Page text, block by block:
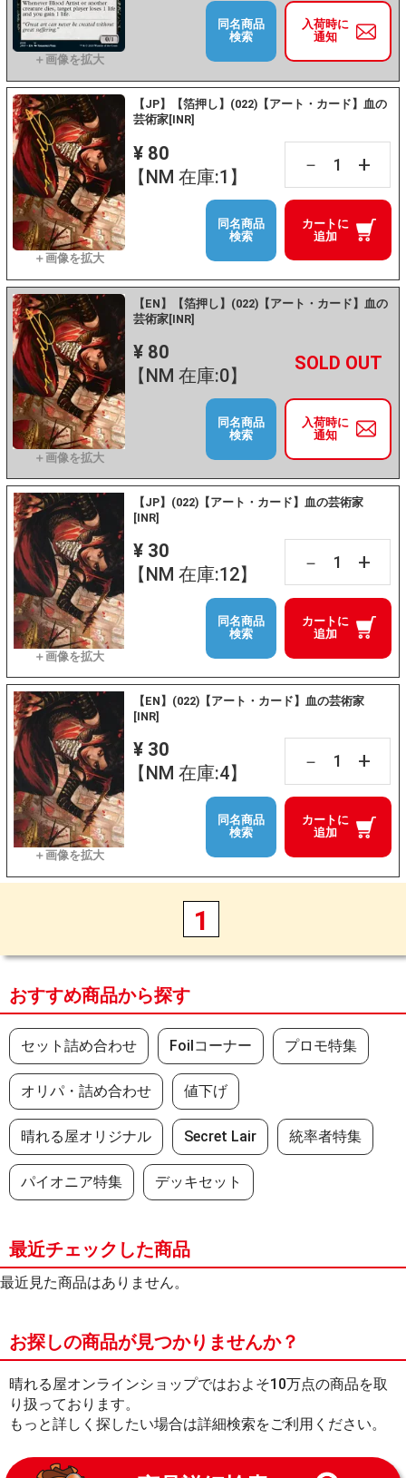
入荷時に
通知
同名商品
検索
【JP】【箔押し】(022)【アート・カード】血の
芸術家[INR]
¥ 80
【NM 在庫:1】
－ +
カートに
追加
同名商品
検索
【EN】【箔押し】(022)【アート・カード】血の
芸術家[INR]
¥ 80
【NM 在庫:0】
－ +
入荷時に
通知
同名商品
検索
【JP】(022)【アート・カード】血の芸術家
[INR]
¥ 30
【NM 在庫:12】
－ +
カートに
追加
同名商品
検索
【EN】(022)【アート・カード】血の芸術家
[INR]
¥ 30
【NM 在庫:4】
－ +
カートに
追加
同名商品
検索
1
おすすめ商品から探す
セット詰め合わせ Foilコーナー プロモ特集
オリパ・詰め合わせ 値下げ
晴れる屋オリジナル Secret Lair 統率者特集
パイオニア特集 デッキセット
最近チェックした商品
最近見た商品はありません。
お探しの商品が見つかりませんか？
晴れる屋オンラインショップではおよそ10万点の商品を取
り扱っております。
もっと詳しく探したい場合は詳細検索をご利用ください。